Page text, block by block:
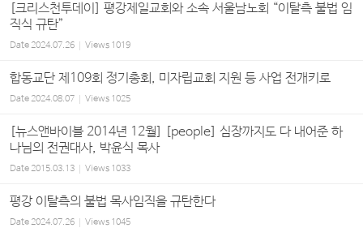
[크리스천투데이] 평강제일교회와 소속 서울남노회 “이탈측 불법 임
직식 규탄”
Date2024.07.26 Views 1019
합동교단 제109회 정기총회, 미자립교회 지원 등 사업 전개키로
Date2024.08.07 Views 1025
[뉴스앤바이블 2014년 12월] [people] 심장까지도 다 내어준 하
나님의 전권대사, 박윤식 목사
Date2015.03.13 Views 1033
평강 이탈측의 불법 목사임직을 규탄한다
Date2024.07.26 Views 1045